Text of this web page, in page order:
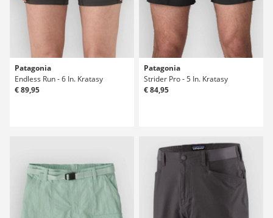
Patagonia
Endless Run - 6 In. Kratasy
€ 89,95
Patagonia
Strider Pro - 5 In. Kratasy
€ 84,95